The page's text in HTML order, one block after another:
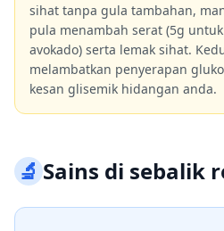
sihat tanpa gula tambahan,
pula menambah serat (5g
avokado) serta lemak sihat.
melambatkan penyerapan
kesan glisemik hidangan anda.
🔬Sains di sebalik